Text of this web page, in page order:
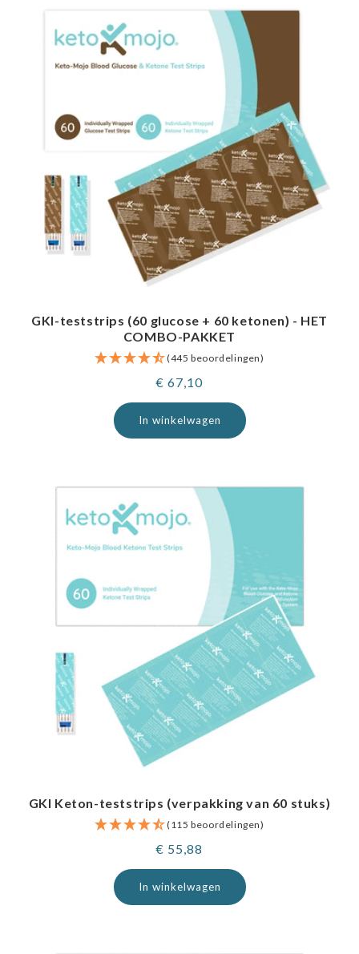
GKI-teststrips (60 glucose + 60 ketonen) - HET
COMBO-PAKKET
(445 beoordelingen)
Normale
prijs
€ 67,10
In winkelwagen
GKI Keton-teststrips (verpakking van 60 stuks)
(115 beoordelingen)
Normale
prijs
€ 55,88
In winkelwagen